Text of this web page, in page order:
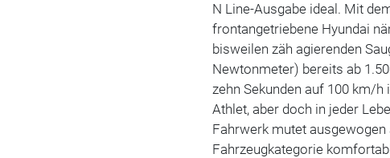
N Line-Ausgabe ideal. Mit
frontangetriebene Hyundai
bisweilen zäh agierenden
Newtonmeter) bereits ab
zehn Sekunden auf 100 km/
Athlet, aber doch in jeder
Fahrwerk mutet
Fahrzeugkategorie